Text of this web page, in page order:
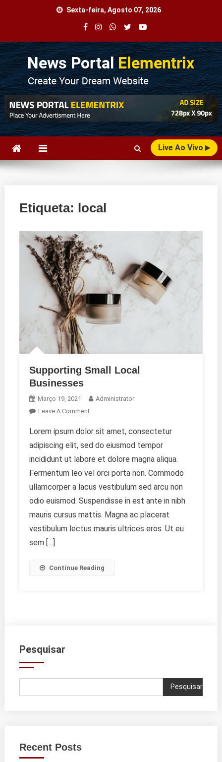
Sexta-feira, Agosto 07, 2026
Agência Web
Seu Portal de Notícias!
Live Ao Vivo
Etiqueta: local
Supporting Small Local
Businesses
Março 19, 2021
Administrator
Leave A CommentOn
Small
Local
Businesses
Lorem ipsum dolor sit amet, consectetur
adipiscing elit, sed do eiusmod tempor
incididunt ut labore et dolore magna aliqua.
Fermentum leo vel orci porta non. Commodo
ullamcorper a lacus vestibulum sed arcu non
odio euismod. Suspendisse in est ante in nibh
mauris cursus mattis. Magna ac placerat
vestibulum lectus mauris ultrices eros. Ut eu
sem […]
Continue Reading
Pesquisar
Pesquisar
Recent Posts